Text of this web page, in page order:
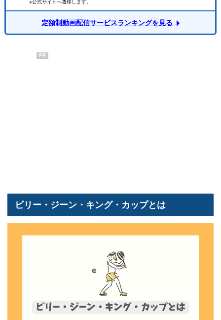
定額制動画配信サービスランキングを見る
PR
ビリー・ジーン・キング・カップとは